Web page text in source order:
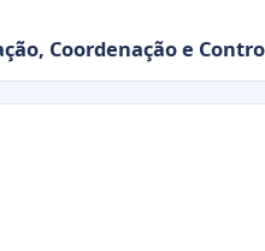
Coordenação e